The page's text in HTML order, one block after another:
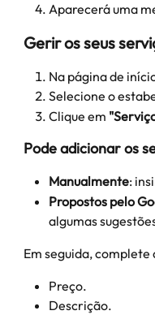
Aparecerá uma
Gerir os seus
Na página de
Selecione o
Clique em
Pode adicionar os
Manualmente:
Propostos pelo
algumas
Em seguida,
Preço.
Descrição.